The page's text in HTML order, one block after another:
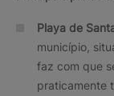
Playa de
município,
faz com que
praticamente